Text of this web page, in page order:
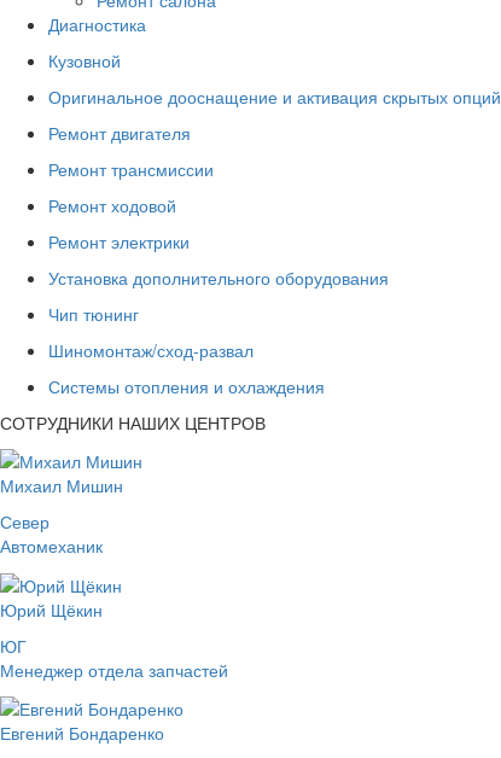
Диагностика
Кузовной
Оригинальное дооснащение и активация скрытых опций
Ремонт двигателя
Ремонт трансмиссии
Ремонт ходовой
Ремонт электрики
Установка дополнительного оборудования
Чип тюнинг
Шиномонтаж/сход-развал
Системы отопления и охлаждения
СОТРУДНИКИ НАШИХ ЦЕНТРОВ
Михаил Мишин
Север
Автомеханик
Юрий Щёкин
ЮГ
Менеджер отдела запчастей
Евгений Бондаренко